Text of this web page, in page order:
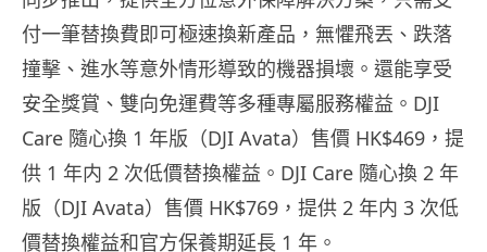
付一筆替換費即可極速換新產品，無懼飛丟、跌落
撞擊、進水等意外情形導致的機器損壞。還能享受
安全獎賞、雙向免運費等多種專屬服務權益。DJI
Care 隨心換 1 年版（DJI Avata）售價 HK$469，提
供 1 年内 2 次低價替換權益。DJI Care 隨心換 2 年
版（DJI Avata）售價 HK$769，提供 2 年内 3 次低
價替換權益和官方保養期延長 1 年。